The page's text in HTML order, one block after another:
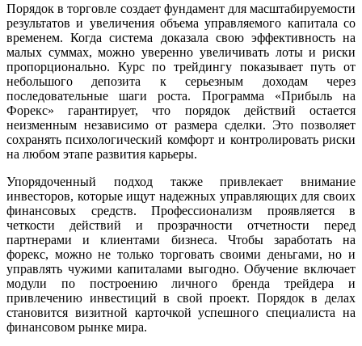
Порядок в торговле создает фундамент для масштабируемости
результатов и увеличения объема управляемого капитала со
временем. Когда система доказала свою эффективность на
малых суммах, можно уверенно увеличивать лоты и риски
пропорционально. Курс по трейдингу показывает путь от
небольшого депозита к серьезным доходам через
последовательные шаги роста. Программа «Прибыль на
Форекс» гарантирует, что порядок действий остается
неизменным независимо от размера сделки. Это позволяет
сохранять психологический комфорт и контролировать риски
на любом этапе развития карьеры.
Упорядоченный подход также привлекает внимание
инвесторов, которые ищут надежных управляющих для своих
финансовых средств. Профессионализм проявляется в
четкости действий и прозрачности отчетности перед
партнерами и клиентами бизнеса. Чтобы заработать на
форекс, можно не только торговать своими деньгами, но и
управлять чужими капиталами выгодно. Обучение включает
модули по построению личного бренда трейдера и
привлечению инвестиций в свой проект. Порядок в делах
становится визитной карточкой успешного специалиста на
финансовом рынке мира.